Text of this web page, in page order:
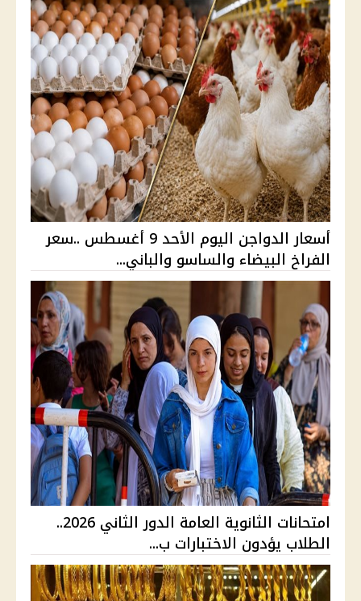
أسعار الدواجن اليوم الأحد 9 أغسطس ..سعر
الفراخ البيضاء والساسو والباني...
امتحانات الثانوية العامة الدور الثاني 2026..
الطلاب يؤدون الاختبارات ب...